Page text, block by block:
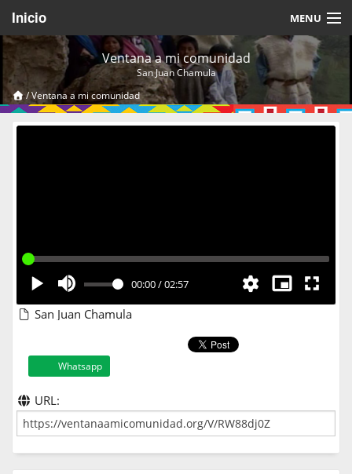
Inicio MENU
Acerca de
Videos Temáticos
Cerrar Sesión
Ventana a mi comunidad
San Juan Chamula
/Ventana a mi comunidad
00:00/02:57
San Juan Chamula
Whatsapp
URL: